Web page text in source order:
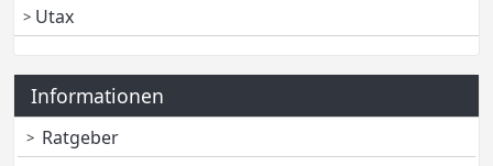
Utax
Informationen
Ratgeber